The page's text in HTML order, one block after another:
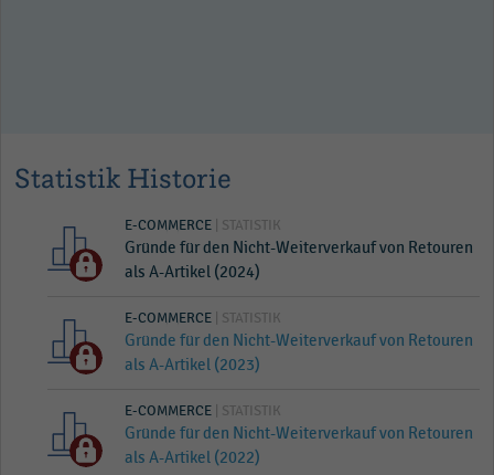
Statistik Historie
E-COMMERCE | STATISTIK
Gründe für den Nicht-Weiterverkauf von Retouren
als A-Artikel (2024)
E-COMMERCE | STATISTIK
Gründe für den Nicht-Weiterverkauf von Retouren
als A-Artikel (2023)
E-COMMERCE | STATISTIK
Gründe für den Nicht-Weiterverkauf von Retouren
als A-Artikel (2022)